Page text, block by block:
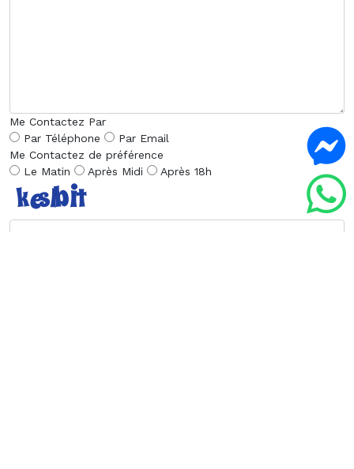
Me Contactez Par
Par Téléphone
Par Email
Me Contactez de préférence
Le Matin
Après Midi Après 18h